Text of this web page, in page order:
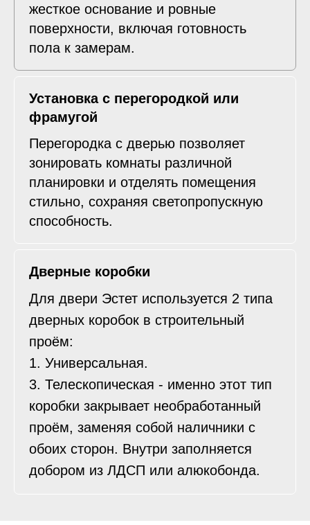
жесткое основание и ровные
поверхности, включая готовность
пола к замерам.
Установка с перегородкой или
фрамугой
Перегородка с дверью позволяет
зонировать комнаты различной
планировки и отделять помещения
стильно, сохраняя светопропускную
способность.
Дверные коробки
Для двери Эстет используется 2 типа
дверных коробок в строительный
проём:
1. Универсальная.
3. Телескопическая - именно этот тип
коробки закрывает необработанный
проём, заменяя собой наличники с
обоих сторон. Внутри заполняется
добором из ЛДСП или алюкобонда.